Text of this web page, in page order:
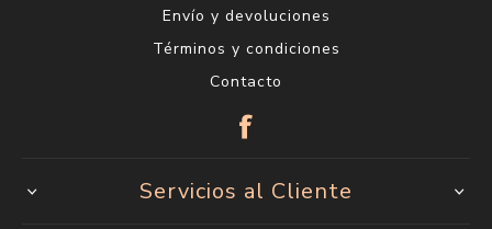
Envío y devoluciones
Términos y condiciones
Contacto
Servicios al Cliente